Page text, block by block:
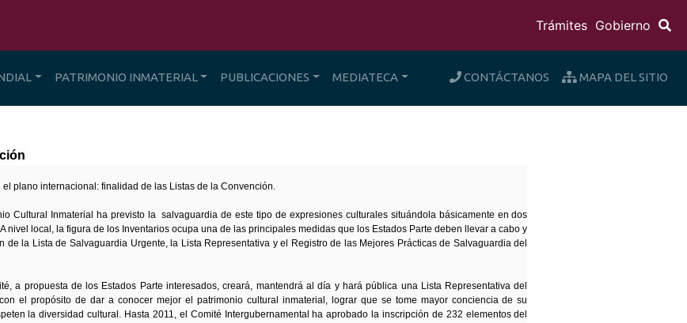
Trámites Gobierno
PATRIMONIO INMATERIAL PUBLICACIONES MEDIATECA CONTÁCTANOS MAPA DEL SITIO
plano internacional: finalidad de las Listas de la Convención.
Cultural Inmaterial ha previsto la salvaguardia de este tipo de expresiones culturales situándola básicamente en dos
nivel local, la figura de los Inventarios ocupa una de las principales medidas que los Estados Parte deben llevar a cabo y
la Lista de Salvaguardia Urgente, la Lista Representativa y el Registro de las Mejores Prácticas de Salvaguardia del
a propuesta de los Estados Parte interesados, creará, mantendrá al día y hará pública una Lista Representativa del
el propósito de dar a conocer mejor el patrimonio cultural inmaterial, lograr que se tome mayor conciencia de su
la diversidad cultural. Hasta 2011, el Comité Intergubernamental ha aprobado la inscripción de 232 elementos del